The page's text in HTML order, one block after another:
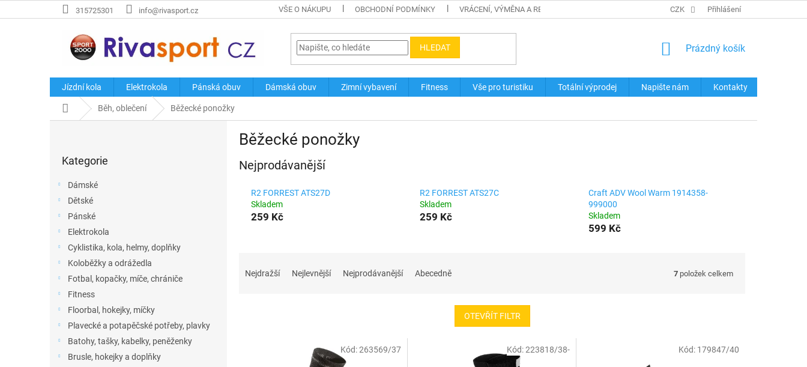
na
315725301 info@rivasport.cz VŠE O NÁKUPU OBCHODNÍ PODMÍNKY VRÁCENÍ, VÝMĚNA A REKLAMACE ZBOŽÍ TABULKY VELIKOSTÍ
CZK Přihlášení
HLEDAT
NÁKUPNÍ
Prázdný košík
Jízdní kola Elektrokola Pánská obuv Dámská obuv Zimní vybavení Fitness Vše pro turistiku Totální výprodej Napište nám Kontakty
Domů Běh, oblečení Běžecké ponožky
kategorie
Kategorie
Dámské
Dětské
Pánské
Elektrokola
Cyklistika, kola, helmy, doplňky
Koloběžky a odrážedla
Fotbal, kopačky, míče, chrániče
Fitness
Floorbal, hokejky, míčky
Plavecké a potapěčské potřeby, plavky
Batohy, tašky, kabelky, peněženky
Brusle, hokejky a doplňky
Běžecké ponožky
Nejprodávanější
R2 FORREST ATS27D
Skladem
259 Kč
R2 FORREST ATS27C
Skladem
259 Kč
Craft ADV Wool Warm 1914358-
999000
Skladem
599 Kč
Nejdražší Nejlevnější Nejprodávanější Abecedně 7 položek celkem
OTEVŘÍT FILTR
Kód:263569/37 Kód:223818/38- Kód: 179847/40